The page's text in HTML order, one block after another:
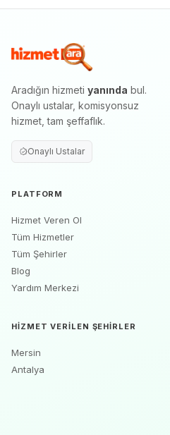
Aradığın hizmeti yanında bul.
Onaylı ustalar, komisyonsuz
hizmet, tam şeffaflık.
Onaylı Ustalar
PLATFORM
Hizmet Veren Ol
Tüm Hizmetler
Tüm Şehirler
Blog
Yardım Merkezi
HIZMET VERILEN ŞEHIRLER
Mersin
Antalya